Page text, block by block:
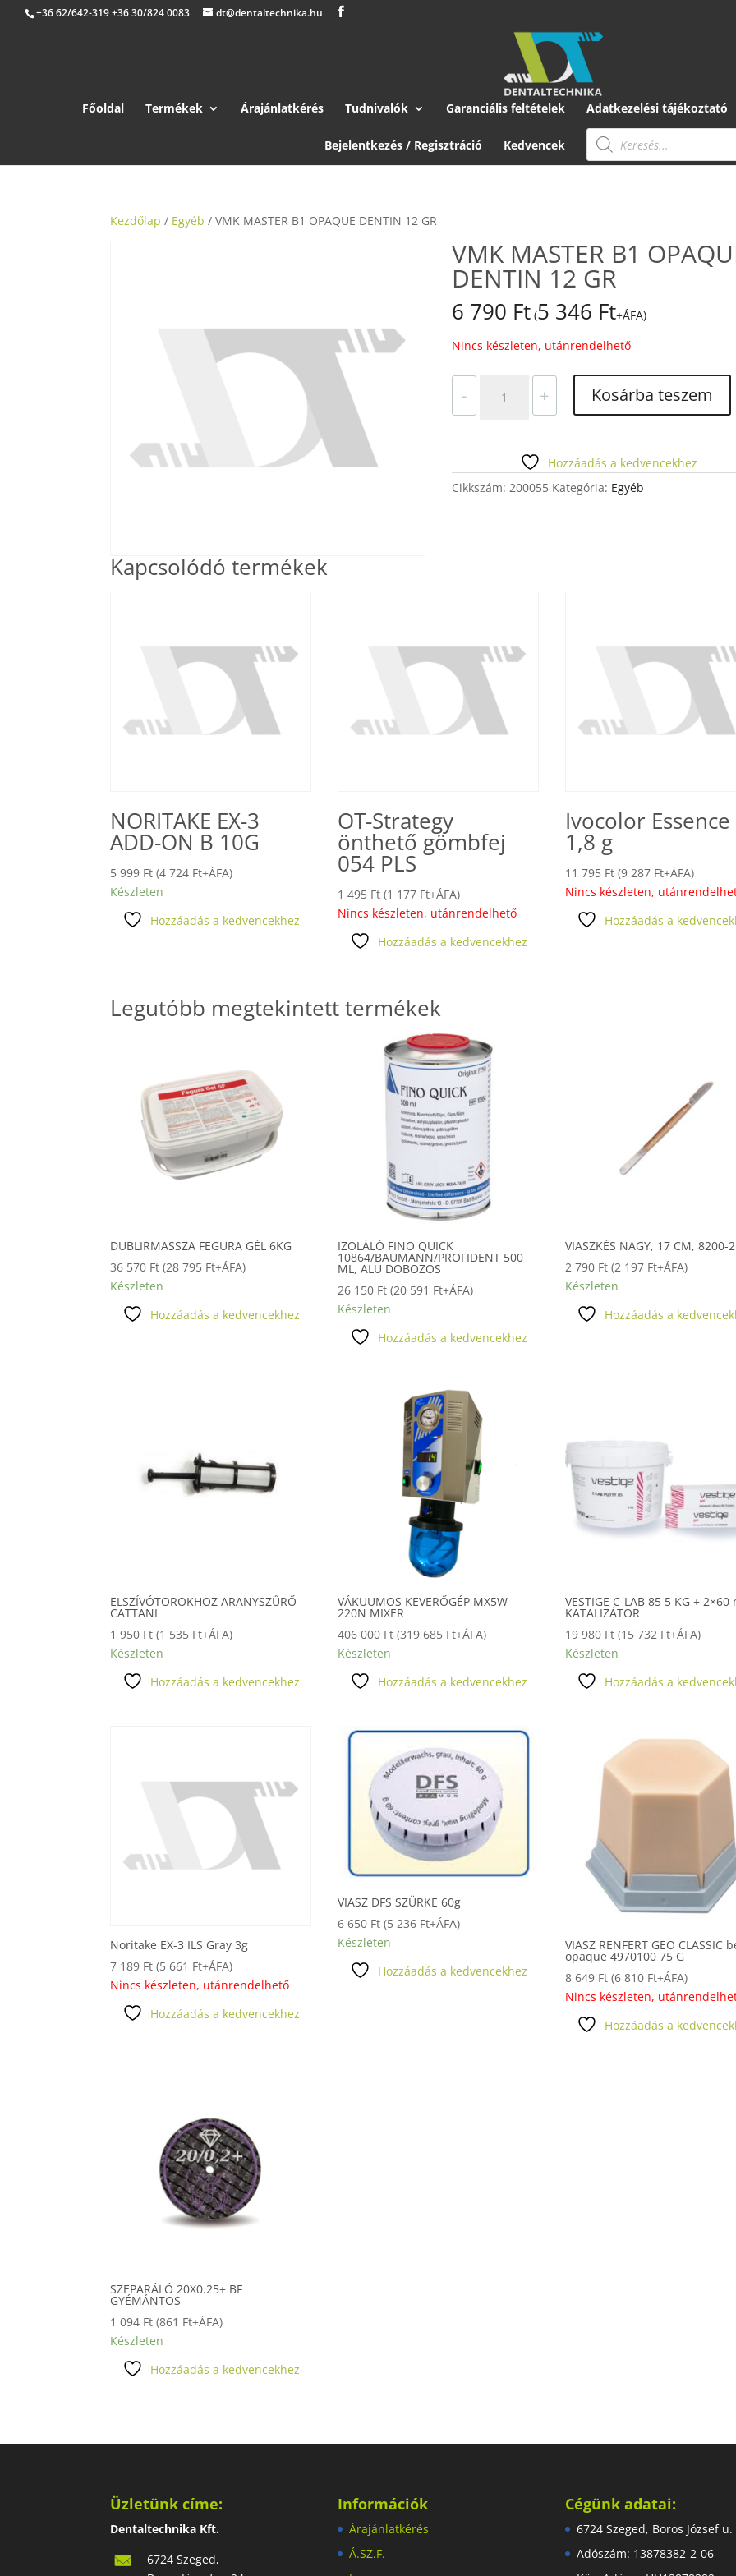
+36 62/642-319 +36 30/824 0083 dt@dentaltechnika.hu
Főoldal Termékek Árajánlatkérés Tudnivalók Garanciális feltételek Adatkezelési tájékoztató
Bejelentkezés / Regisztráció Kedvencek
Products
search
Kezdőlap / Egyéb / VMK MASTER B1 OPAQUE DENTIN 12 GR
VMK MASTER B1
DENTIN 12 GR
6 790 Ft (5 346 Ft+ÁFA)
Nincs készleten, utánrendelhető
-
MASTER
12
GR
+ Kosárba teszem
Hozzáadás a kedvencekhez
Cikkszám: 200055 Kategória: Egyéb
Kapcsolódó termékek
NORITAKE EX-3
ADD-ON B 10G
5 999 Ft (4 724 Ft+ÁFA)
Készleten
Hozzáadás a kedvencekhez
OT-Strategy
önthető gömbfej
054 PLS
1 495 Ft (1 177 Ft+ÁFA)
Nincs készleten, utánrendelhető
Hozzáadás a kedvencekhez
Ivocolor Essence
1,8 g
11 795 Ft (9 287 Ft+ÁFA)
Nincs készleten,
Hozzáadás a
Legutóbb megtekintett termékek
DUBLIRMASSZA FEGURA GÉL 6KG
36 570 Ft (28 795 Ft+ÁFA)
Készleten
Hozzáadás a kedvencekhez
IZOLÁLÓ FINO QUICK
10864/BAUMANN/PROFIDENT 500
ML, ALU DOBOZOS
26 150 Ft (20 591 Ft+ÁFA)
Készleten
Hozzáadás a kedvencekhez
VIASZKÉS NAGY, 17 CM, 8200-2
2 790 Ft (2 197 Ft+ÁFA)
Készleten
Hozzáadás a
ELSZÍVÓTOROKHOZ ARANYSZŰRŐ
CATTANI
1 950 Ft (1 535 Ft+ÁFA)
Készleten
Hozzáadás a kedvencekhez
VÁKUUMOS KEVERŐGÉP MX5W
220N MIXER
406 000 Ft (319 685 Ft+ÁFA)
Készleten
Hozzáadás a kedvencekhez
VESTIGE C-LAB 85 5 KG + 2×60
KATALIZÁTOR
19 980 Ft (15 732 Ft+ÁFA)
Készleten
Hozzáadás a
Noritake EX-3 ILS Gray 3g
7 189 Ft (5 661 Ft+ÁFA)
Nincs készleten, utánrendelhető
Hozzáadás a kedvencekhez
VIASZ DFS SZÜRKE 60g
6 650 Ft (5 236 Ft+ÁFA)
Készleten
Hozzáadás a kedvencekhez
VIASZ RENFERT GEO CLASSIC
opaque 4970100 75 G
8 649 Ft (6 810 Ft+ÁFA)
Nincs készleten,
Hozzáadás a
SZEPARÁLÓ 20X0.25+ BF
GYÉMÁNTOS
1 094 Ft (861 Ft+ÁFA)
Készleten
Hozzáadás a kedvencekhez
Üzletünk címe:
Dentaltechnika Kft.
6724 Szeged,
Információk
Árajánlatkérés
Á.SZ.F.
Cégünk adatai:
6724 Szeged, Boros József u.
Adószám: 13878382-2-06